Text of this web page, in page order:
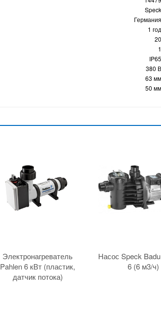
Speck
Германия
1 год
20
1
IP65
380 В
63 мм
50 мм
Электронагреватель
Pahlen 6 кВт (пластик,
датчик потока)
Насос Speck
6 (6 м3/ч)